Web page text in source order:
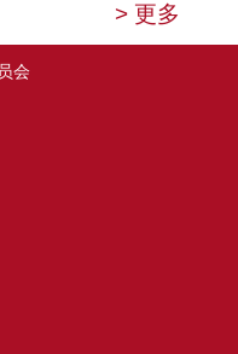
> 更多